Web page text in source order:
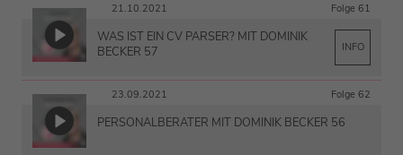
21.10.2021 Folge 61
WAS IST EIN CV PARSER? MIT DOMINIK
BECKER 57
INFO
23.09.2021 Folge 62
PERSONALBERATER MIT DOMINIK BECKER 56